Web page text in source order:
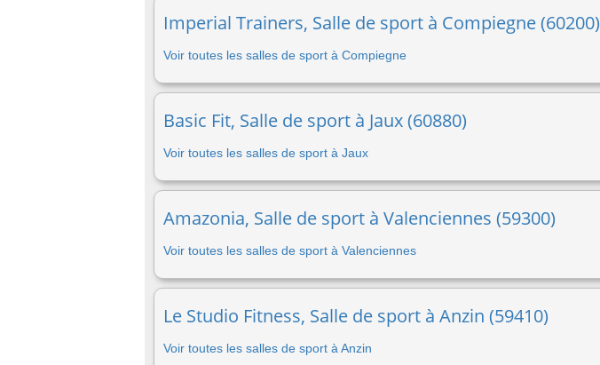
Imperial Trainers, Salle de sport à Compiegne (60200)
Voir toutes les salles de sport à Compiegne
Basic Fit, Salle de sport à Jaux (60880)
Voir toutes les salles de sport à Jaux
Amazonia, Salle de sport à Valenciennes (59300)
Voir toutes les salles de sport à Valenciennes
Le Studio Fitness, Salle de sport à Anzin (59410)
Voir toutes les salles de sport à Anzin